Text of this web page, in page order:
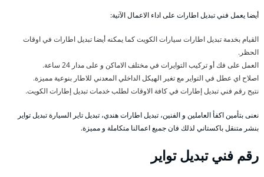
أيضا يعمل فني تبديل اطارات على اداء الاعمال الآتية:
القيام بخدمة تبديل اطارات سيارات الكويت كما يمكنه أيضا تبديل اطارات في اوقات
الحظر.
العمل على فك أو تركيب التوايرات في مختلف الاماكن و على مدار 24 ساعة.
اصلاح اي عطل في التواير مع تغير الهيكل الداخلي المعدني للاطار بنوعية مميزة.
نتيح رقم فني تبديل إطارات في كافة الاوقات لطلب خدمات تبديل إطارات الكويت.
نعنى بتأمين اكفأ العاملين و الفنين، تبديل اطارات هندي، تبديل تاير السيارة تبديل تواير
بنشر متنقل باكستاني لذلك فان جميع اعمالنا متكاملة و مميزة.
رقم فني تبديل تواير